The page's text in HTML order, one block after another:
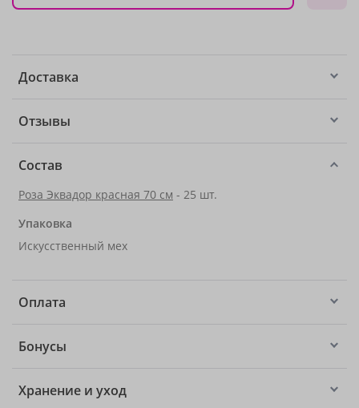
Доставка
Отзывы
Состав
Роза Эквадор красная 70 см - 25 шт.
Упаковка
Искусственный мех
Оплата
Бонусы
Хранение и уход